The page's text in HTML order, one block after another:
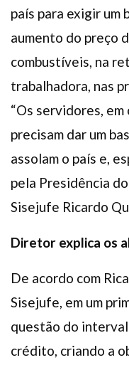
país para exigir um
aumento do preço
combustíveis, na
trabalhadora, nas
“Os servidores,
precisam dar um
assolam o país e,
pela Presidência
Sisejufe Ricardo
Diretor explica os
De acordo com
Sisejufe, em um
questão do
crédito, criando a